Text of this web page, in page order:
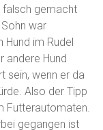
falsch gemacht
war
Hund im Rudel
andere Hund
sein, wenn er da
Also der Tipp
Futterautomaten.
gegangen ist